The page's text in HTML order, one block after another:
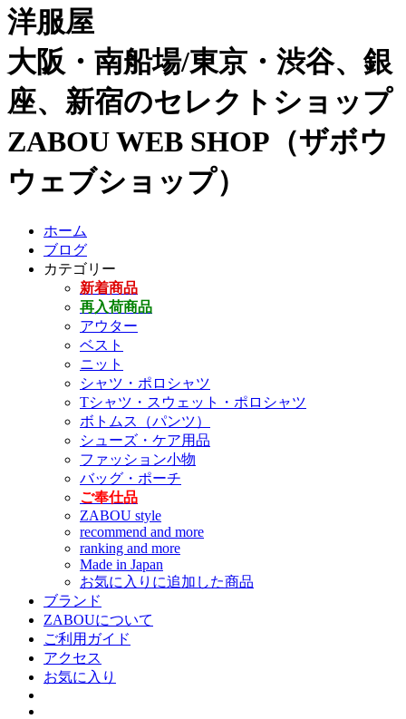
洋服屋
大阪・南船場/東京・渋谷、銀
座、新宿のセレクトショップ
ZABOU WEB SHOP（ザボウ
ウェブショップ）
ホーム
ブログ
カテゴリー
新着商品
再入荷商品
アウター
ベスト
ニット
シャツ・ポロシャツ
Tシャツ・スウェット・ポロシャツ
ボトムス（パンツ）
シューズ・ケア用品
ファッション小物
バッグ・ポーチ
ご奉仕品
ZABOU style
recommend and more
ranking and more
Made in Japan
お気に入りに追加した商品
ブランド
ZABOUについて
ご利用ガイド
アクセス
お気に入り